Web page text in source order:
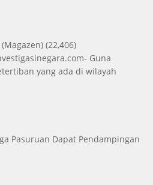
(Magazen) (22,406)
Guna
yang ada di wilayah
Pasuruan Dapat Pendampingan